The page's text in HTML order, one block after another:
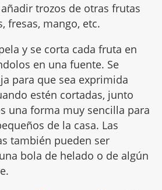
trozos de otras frutas
fresas, mango, etc.
y se corta cada fruta en
en una fuente. Se
para que sea exprimida
estén cortadas, junto
una forma muy sencilla para
de la casa. Las
también pueden ser
bola de helado o de algún